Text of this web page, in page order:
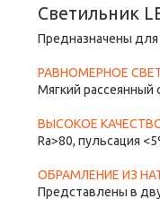
Светильник
Предназначены
РАВНОМЕРНОЕ
Мягкий рассеянный
ВЫСОКОЕ
Ra>80, пульсация
ОБРАМЛЕНИЕ ИЗ
Представлены в